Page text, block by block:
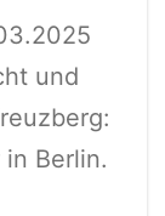
und
Berlin.